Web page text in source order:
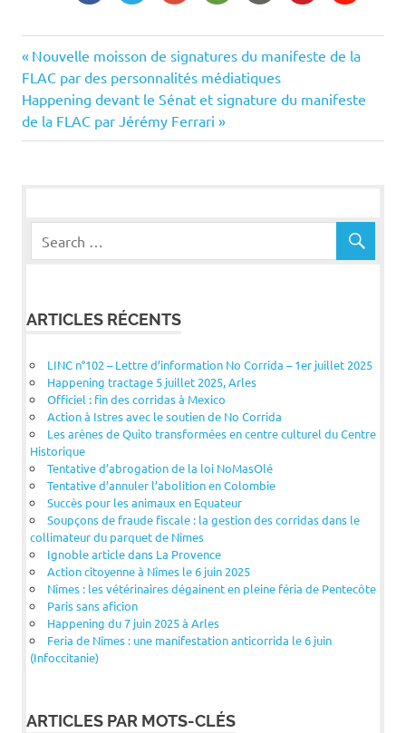
Navigation
de
l’article
Previous
Post:
Nouvelle moisson de signatures du manifeste de la
FLAC par des personnalités médiatiques
Next
Post:
Happening devant le Sénat et signature du manifeste
de la FLAC par Jérémy Ferrari
ARTICLES RÉCENTS
LINC n°102 – Lettre d’information No Corrida – 1er juillet 2025
Happening tractage 5 juillet 2025, Arles
Officiel : fin des corridas à Mexico
Action à Istres avec le soutien de No Corrida
Les arènes de Quito transformées en centre culturel du Centre
Historique
Tentative d’abrogation de la loi NoMasOlé
Tentative d’annuler l’abolition en Colombie
Succès pour les animaux en Equateur
Soupçons de fraude fiscale : la gestion des corridas dans le
collimateur du parquet de Nîmes
Ignoble article dans La Provence
Action citoyenne à Nîmes le 6 juin 2025
Nîmes : les vétérinaires dégainent en pleine féria de Pentecôte
Paris sans aficion
Happening du 7 juin 2025 à Arles
Feria de Nîmes : une manifestation anticorrida le 6 juin
(Infoccitanie)
ARTICLES PAR MOTS-CLÉS